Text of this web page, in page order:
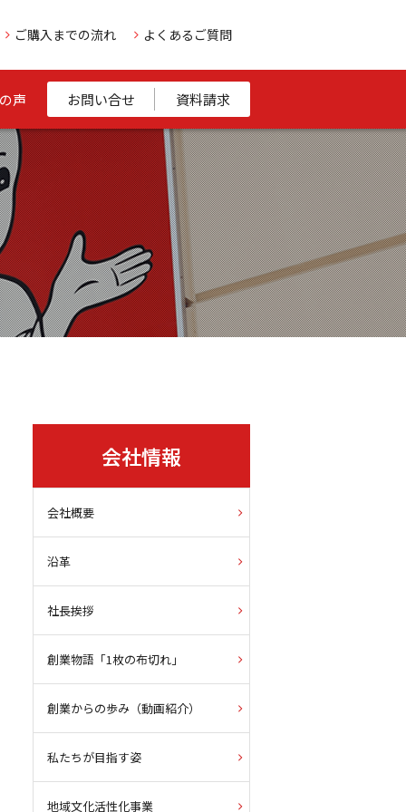
ご購入までの流れ よくあるご質問
声 お問い合せ 資料請求
会社情報
会社概要
沿革
社長挨拶
創業物語「1枚の布切れ」
創業からの歩み（動画紹介）
私たちが目指す姿
地域文化活性化事業